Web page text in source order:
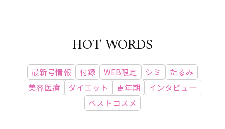
HOT WORDS
最新号情報 付録 WEB限定 シミ
たるみ
美容医療
ダイエット 更年期
インタビュー
ベストコスメ